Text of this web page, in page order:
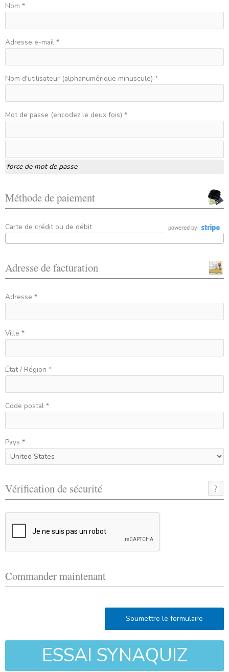
Nom *
Adresse e-mail *
Nom d'utilisateur (alphanumérique minuscule) *
Mot de passe (encodez le deux fois) *
force de mot de passe
Méthode de paiement
Carte de crédit ou de débit
Adresse de facturation
Adresse *
Ville *
État / Région *
Code postal *
Pays *
Vérification de sécurité
Commander maintenant
Soumettre le formulaire
ESSAI SYNAQUIZ